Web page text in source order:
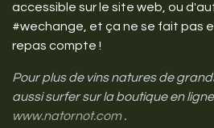
accessible sur le site web, ou
#wechange, et ça ne se fait pas
repas compte !
Pour plus de vins natures de
aussi surfer sur la boutique en
www.natornot.com.